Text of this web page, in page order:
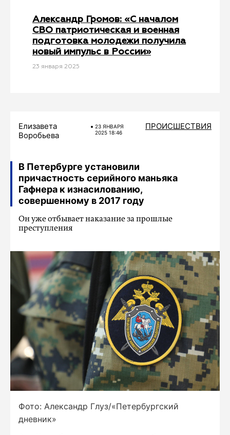
Александр Громов: «С началом
СВО патриотическая и военная
подготовка молодежи получила
новый импульс в России»
23 января 2025
Елизавета
Воробьева
23 ЯНВАРЯ
2025 18:46
ПРОИСШЕСТВИЯ
В Петербурге установили
причастность серийного маньяка
Гафнера к изнасилованию,
совершенному в 2017 году
Он уже отбывает наказание за прошлые
преступления
Фото: Александр Глуз/«Петербургский
дневник»